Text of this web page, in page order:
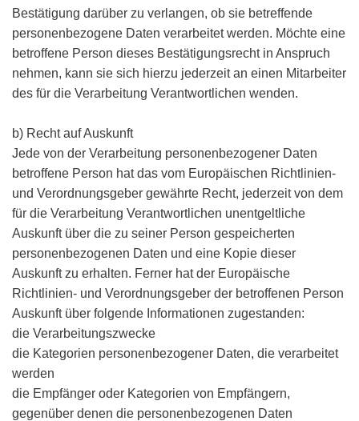
Bestätigung darüber zu verlangen, ob sie betreffende
personenbezogene Daten verarbeitet werden. Möchte eine
betroffene Person dieses Bestätigungsrecht in Anspruch
nehmen, kann sie sich hierzu jederzeit an einen Mitarbeiter
des für die Verarbeitung Verantwortlichen wenden.
b) Recht auf Auskunft
Jede von der Verarbeitung personenbezogener Daten
betroffene Person hat das vom Europäischen Richtlinien-
und Verordnungsgeber gewährte Recht, jederzeit von dem
für die Verarbeitung Verantwortlichen unentgeltliche
Auskunft über die zu seiner Person gespeicherten
personenbezogenen Daten und eine Kopie dieser
Auskunft zu erhalten. Ferner hat der Europäische
Richtlinien- und Verordnungsgeber der betroffenen Person
Auskunft über folgende Informationen zugestanden:
die Verarbeitungszwecke
die Kategorien personenbezogener Daten, die verarbeitet
werden
die Empfänger oder Kategorien von Empfängern,
gegenüber denen die personenbezogenen Daten